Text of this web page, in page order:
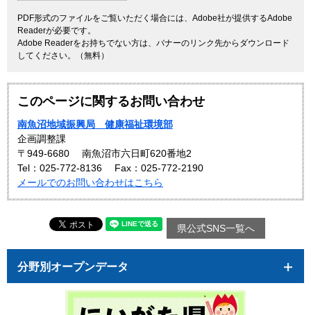
PDF形式のファイルをご覧いただく場合には、Adobe社が提供するAdobe
Readerが必要です。
Adobe Readerをお持ちでない方は、バナーのリンク先からダウンロード
してください。（無料）
このページに関するお問い合わせ
南魚沼地域振興局 健康福祉環境部
企画調整課
〒949-6680
南魚沼市六日町620番地2
Tel：025-772-8136
Fax：025-772-2190
メールでのお問い合わせはこちら
県公式SNS一覧へ
分野別オープンデータ